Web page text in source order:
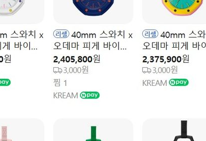
감
마감
적 포착
라하라 격파
인다"
위협"
등 압수수색